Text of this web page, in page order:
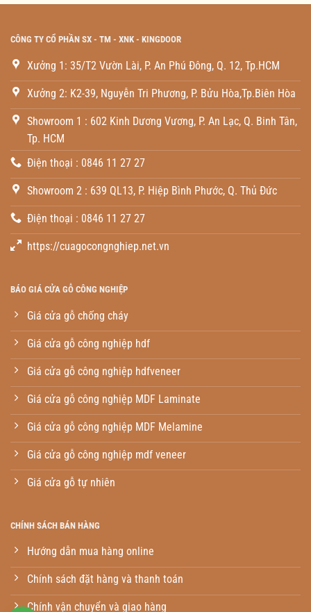
CÔNG TY CỔ PHẦN SX - TM - XNK - KINGDOOR
Xưởng 1: 35/T2 Vườn Lài, P. An Phú Đông, Q. 12, Tp.HCM
Xưởng 2: K2-39, Nguyễn Tri Phương, P. Bửu Hòa,Tp.Biên Hòa
Showroom 1 : 602 Kinh Dương Vương, P. An Lạc, Q. Binh Tân,
Tp. HCM
Điện thoại : 0846 11 27 27
Showroom 2 : 639 QL13, P. Hiệp Bình Phước, Q. Thủ Đức
Điện thoại : 0846 11 27 27
https://cuagocongnghiep.net.vn
BÁO GIÁ CỬA GỖ CÔNG NGHIỆP
Giá cửa gỗ chống cháy
Giá cửa gỗ công nghiệp hdf
Giá cửa gỗ công nghiệp hdfveneer
Giá cửa gỗ công nghiệp MDF Laminate
Giá cửa gỗ công nghiệp MDF Melamine
Giá cửa gỗ công nghiệp mdf veneer
Giá cửa gỗ tự nhiên
CHÍNH SÁCH BÁN HÀNG
Hướng dẫn mua hàng online
Chính sách đặt hàng và thanh toán
Chính vận chuyển và giao hàng